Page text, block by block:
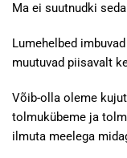
Ma ei suutnudki
Lumehelbed
muutuvad piisavalt
Võib-olla oleme
tolmukübeme ja
ilmuta meelega